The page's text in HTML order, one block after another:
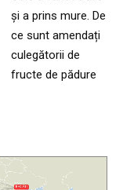
și a prins mure. De
ce sunt amendați
culegătorii de
fructe de pădure